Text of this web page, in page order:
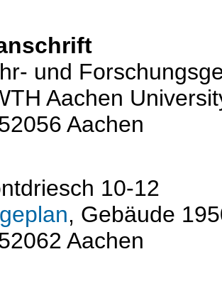
und
Aachen
Aachen
10-12
, Gebäude
Aachen